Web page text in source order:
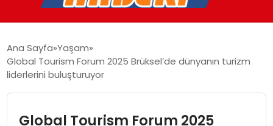
YAŞAM
Ana Sayfa Yaşam
Global Tourism Forum 2025 Brüksel’de dünyanın turizm
liderlerini buluşturuyor
Global Tourism Forum 2025